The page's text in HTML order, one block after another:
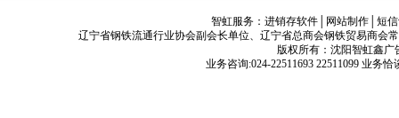
智虹服务：进销存软件 网站制作 │短
辽宁省钢铁流通行业协会副会长单位、辽宁省总商会钢铁贸易商会
版权所有：沈阳智虹鑫广
业务咨询:024-22511693 22511099 业务